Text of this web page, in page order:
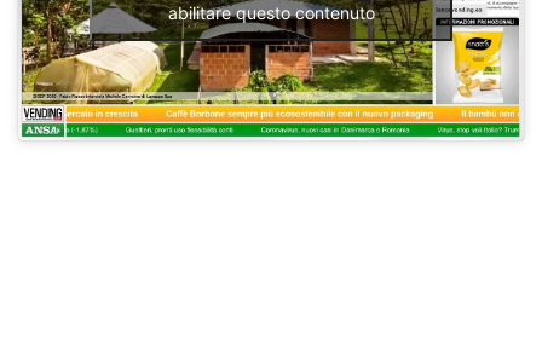
abilitare questo contenuto